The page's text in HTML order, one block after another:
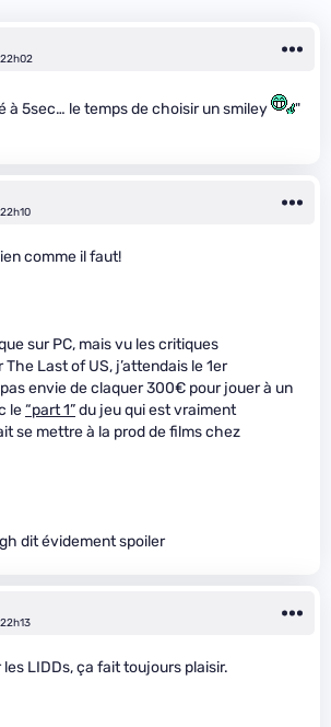
à 5sec… le temps de choisir un smiley
"
comme il faut!
sur PC, mais vu les critiques
Last of US, j’attendais le 1er
envie de claquer 300€ pour jouer à un
le“part 1”du jeu qui est vraiment
se mettre à la prod de films chez
dit évidement spoiler
LIDDs, ça fait toujours plaisir.